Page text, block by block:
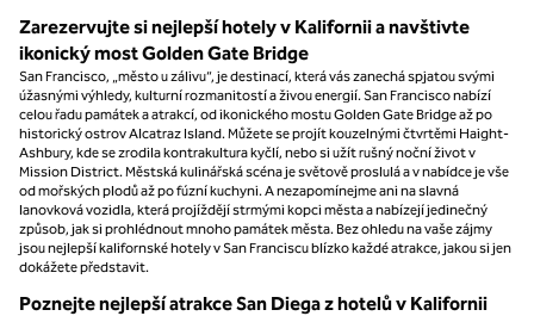
Zarezervujte si nejlepší hotely v Kalifornii a navštivte
ikonický most Golden Gate Bridge
San Francisco, „město u zálivu“, je destinací, která vás zanechá spjatou svými
úžasnými výhledy, kulturní rozmanitostí a živou energií. San Francisco nabízí
celou řadu památek a atrakcí, od ikonického mostu Golden Gate Bridge až po
historický ostrov Alcatraz Island. Můžete se projít kouzelnými čtvrtěmi Haight-
Ashbury, kde se zrodila kontrakultura kyčlí, nebo si užít rušný noční život v
Mission District. Městská kulinářská scéna je světově proslulá a v nabídce je vše
od mořských plodů až po fúzní kuchyni. A nezapomínejme ani na slavná
lanovková vozidla, která projíždějí strmými kopci města a nabízejí jedinečný
způsob, jak si prohlédnout mnoho památek města. Bez ohledu na vaše zájmy
jsou nejlepší kalifornské hotely v San Franciscu blízko každé atrakce, jakou si jen
dokážete představit.
Poznejte nejlepší atrakce San Diega z hotelů v Kalifornii